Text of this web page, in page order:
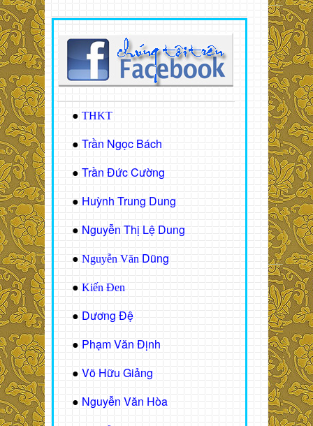
● THKT
● Trần Ngọc Bách
● Trần Đức Cường
● Huỳnh Trung Dung
● Nguyễn Thị Lệ Dung
● Nguyễn Văn Dũng
● Kiến Đen
● Dương Đệ
● Phạm Văn Định
● Võ Hữu Giảng
● Nguyễn Văn Hòa